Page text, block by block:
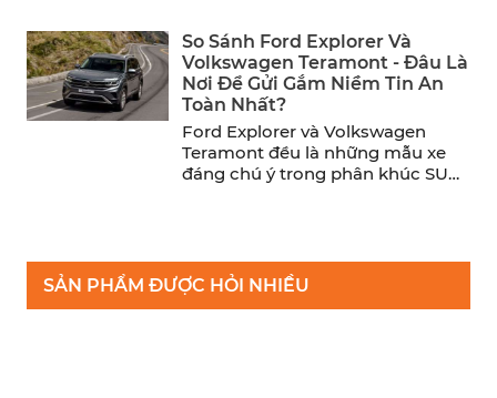
So Sánh Ford Explorer Và
Volkswagen Teramont - Đâu Là
Nơi Để Gửi Gắm Niềm Tin An
Toàn Nhất?
Ford Explorer và Volkswagen
Teramont đều là những mẫu xe
đáng chú ý trong phân khúc SUV
SẢN PHẨM ĐƯỢC HỎI NHIỀU